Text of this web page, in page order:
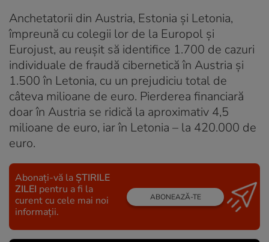
Anchetatorii din Austria, Estonia și Letonia,
împreună cu colegii lor de la Europol și
Eurojust, au reușit să identifice 1.700 de cazuri
individuale de fraudă cibernetică în Austria și
1.500 în Letonia, cu un prejudiciu total de
câteva milioane de euro. Pierderea financiară
doar în Austria se ridică la aproximativ 4,5
milioane de euro, iar în Letonia – la 420.000 de
euro.
Abonați-vă la ȘTIRILE
ZILEI pentru a fi la
curent cu cele mai noi
informații.
ABONEAZĂ-TE